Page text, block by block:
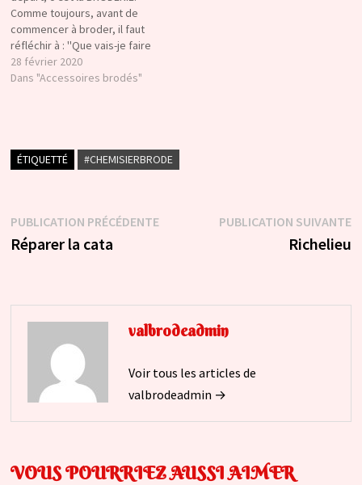
Comme toujours, avant de
commencer à broder, il faut
réfléchir à : ''Que vais-je faire
de ma broderie ?'' Aujourd'hui,
j'ai envie de partir sur une
28 février 2020
Dans "Accessoires brodés"
ÉTIQUETTÉ #CHEMISIERBRODE
Navigation
de
PUBLICATION PRÉCÉDENTEPublication
Réparer la cata
PUBLICATION SUIVANTE
Richelieu
valbrodeadmin
Voir tous les articles de
valbrodeadmin →
VOUS POURRIEZ AUSSI AIMER